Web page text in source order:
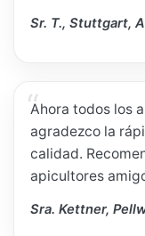
Sr. T., Stuttgart,
Ahora todos los
agradezco la
calidad.
apicultores
Sra. Kettner,